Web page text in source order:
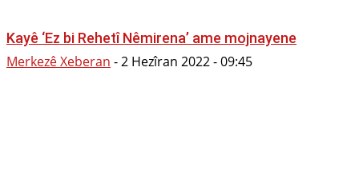
Kayê ‘Ez bi Rehetî Nêmirena’ ame mojnayene
Merkezê Xeberan -2 Hezîran 2022 - 09:45